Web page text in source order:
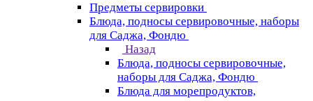
Предметы сервировки
Блюда, подносы сервировочные, наборы
для Саджа, Фондю
Назад
Блюда, подносы сервировочные,
наборы для Саджа, Фондю
Блюда для морепродуктов,